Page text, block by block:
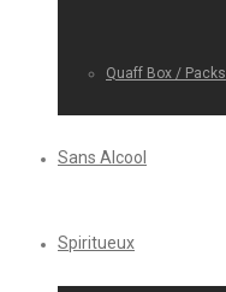
Quaff Box / Packs
Sans Alcool
Spiritueux